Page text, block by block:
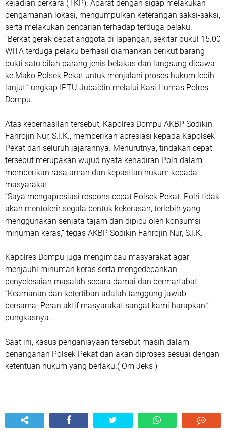
kejadian perkara (TKP). Aparat dengan sigap melakukan
pengamanan lokasi, mengumpulkan keterangan saksi-saksi,
serta melakukan pencarian terhadap terduga pelaku.
“Berkat gerak cepat anggota di lapangan, sekitar pukul 15.00
WITA terduga pelaku berhasil diamankan berikut barang
bukti satu bilah parang jenis belakas dan langsung dibawa
ke Mako Polsek Pekat untuk menjalani proses hukum lebih
lanjut,” ungkap IPTU Jubaidin melalui Kasi Humas Polres
Dompu.
Atas keberhasilan tersebut, Kapolres Dompu AKBP Sodikin
Fahrojin Nur, S.I.K., memberikan apresiasi kepada Kapolsek
Pekat dan seluruh jajarannya. Menurutnya, tindakan cepat
tersebut merupakan wujud nyata kehadiran Polri dalam
memberikan rasa aman dan kepastian hukum kepada
masyarakat.
“Saya mengapresiasi respons cepat Polsek Pekat. Polri tidak
akan mentolerir segala bentuk kekerasan, terlebih yang
menggunakan senjata tajam dan dipicu oleh konsumsi
minuman keras,” tegas AKBP Sodikin Fahrojin Nur, S.I.K.
Kapolres Dompu juga mengimbau masyarakat agar
menjauhi minuman keras serta mengedepankan
penyelesaian masalah secara damai dan bermartabat.
“Keamanan dan ketertiban adalah tanggung jawab
bersama. Peran aktif masyarakat sangat kami harapkan,”
pungkasnya.
Saat ini, kasus penganiayaan tersebut masih dalam
penanganan Polsek Pekat dan akan diproses sesuai dengan
ketentuan hukum yang berlaku.( Om Jeks )